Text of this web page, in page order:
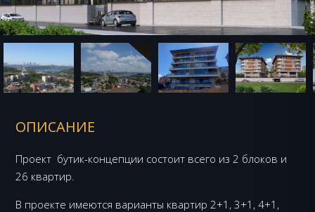
ОПИСАНИЕ
Проект бутик-концепции состоит всего из 2 блоков и
26 квартир.
В проекте имеются варианты квартир 2+1, 3+1, 4+1,